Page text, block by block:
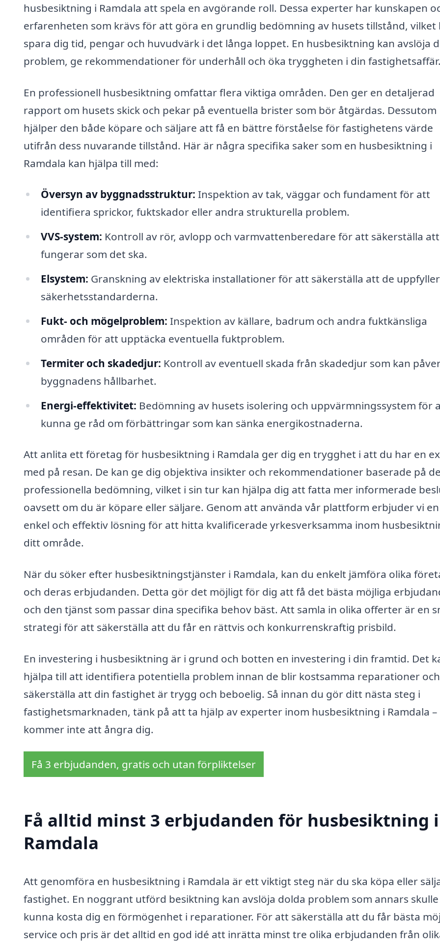
husbesiktning i Ramdala att spela en avgörande roll. Dessa experter har kunskapen
erfarenheten som krävs för att göra en grundlig bedömning av husets tillstånd, vilket
spara dig tid, pengar och huvudvärk i det långa loppet. En husbesiktning kan avslöja
problem, ge rekommendationer för underhåll och öka tryggheten i din
En professionell husbesiktning omfattar flera viktiga områden. Den ger en detaljerad
rapport om husets skick och pekar på eventuella brister som bör åtgärdas. Dessutom
hjälper den både köpare och säljare att få en bättre förståelse för fastighetens värde
utifrån dess nuvarande tillstånd. Här är några specifika saker som en husbesiktning i
Ramdala kan hjälpa till med:
Översyn av byggnadsstruktur: Inspektion av tak, väggar och fundament för att
identifiera sprickor, fuktskador eller andra strukturella problem.
VVS-system: Kontroll av rör, avlopp och varmvattenberedare för att säkerställa
fungerar som det ska.
Elsystem: Granskning av elektriska installationer för att säkerställa att de uppfyller
säkerhetsstandarderna.
Fukt- och mögelproblem: Inspektion av källare, badrum och andra fuktkänsliga
områden för att upptäcka eventuella fuktproblem.
Termiter och skadedjur: Kontroll av eventuell skada från skadedjur som kan
byggnadens hållbarhet.
Energi-effektivitet: Bedömning av husets isolering och uppvärmningssystem för
kunna ge råd om förbättringar som kan sänka energikostnaderna.
Att anlita ett företag för husbesiktning i Ramdala ger dig en trygghet i att du har en
med på resan. De kan ge dig objektiva insikter och rekommendationer baserade på
professionella bedömning, vilket i sin tur kan hjälpa dig att fatta mer informerade
oavsett om du är köpare eller säljare. Genom att använda vår plattform erbjuder vi en
enkel och effektiv lösning för att hitta kvalificerade yrkesverksamma inom
ditt område.
När du söker efter husbesiktningstjänster i Ramdala, kan du enkelt jämföra olika
och deras erbjudanden. Detta gör det möjligt för dig att få det bästa möjliga
och den tjänst som passar dina specifika behov bäst. Att samla in olika offerter är en
strategi för att säkerställa att du får en rättvis och konkurrenskraftig prisbild.
En investering i husbesiktning är i grund och botten en investering i din framtid. Det
hjälpa till att identifiera potentiella problem innan de blir kostsamma reparationer och
säkerställa att din fastighet är trygg och beboelig. Så innan du gör ditt nästa steg i
fastighetsmarknaden, tänk på att ta hjälp av experter inom husbesiktning i Ramdala –
kommer inte att ångra dig.
Få 3 erbjudanden, gratis och utan förpliktelser
Få alltid minst 3 erbjudanden för husbesiktning i
Ramdala
Att genomföra en husbesiktning i Ramdala är ett viktigt steg när du ska köpa eller
fastighet. En noggrant utförd besiktning kan avslöja dolda problem som annars skulle
kunna kosta dig en förmögenhet i reparationer. För att säkerställa att du får bästa
service och pris är det alltid en god idé att inrätta minst tre olika erbjudanden från